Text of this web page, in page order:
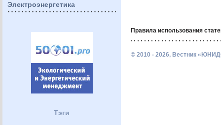
Электроэнергетика
Тэги
Правила использования
© 2010 - 2026, Вестник